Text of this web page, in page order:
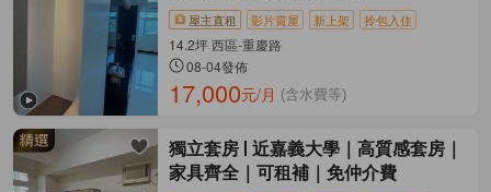
屋主直租 影片賞屋 新上架 拎包入住
14.2坪 西區-重慶路
08-04發佈
17,000元/月 (含水費等)
獨立套房
近嘉義大學｜高質感套房｜
家具齊全｜可租補｜免仲介費